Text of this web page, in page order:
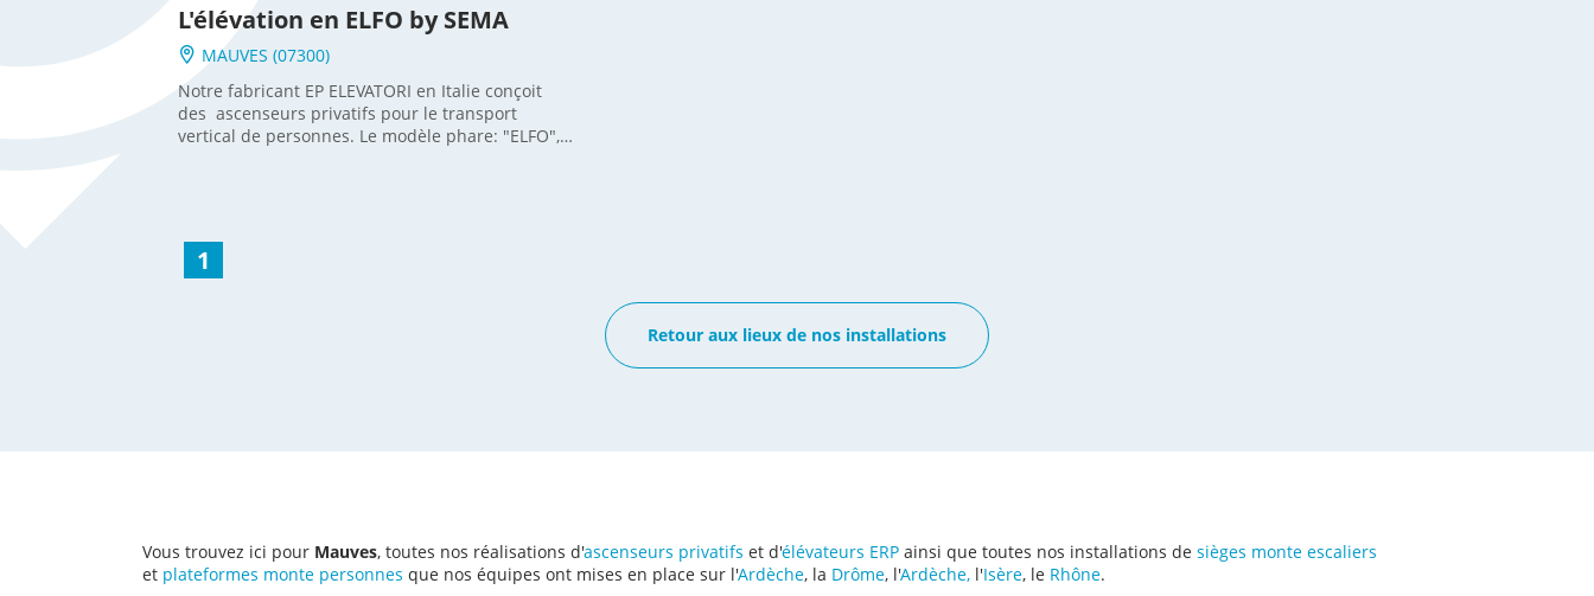
L'élévation en ELFO by SEMA
MAUVES (07300)
Notre fabricant EP ELEVATORI en Italie conçoit
des ascenseurs privatifs pour le transport
vertical de personnes. Le modèle phare: "ELFO",
Ardèche a été installé dans une gaine maçonnée ,
depuis le garage pour atteindre l‘étage. La
1
Retour aux lieux de nos installations
Vous trouvez ici pour Mauves, toutes nos réalisations d'ascenseurs privatifs et d'élévateurs ERPainsi que toutes nos installations de sièges monte escaliers
et plateformes monte personnes que nos équipes ont mises en place sur l'Ardèche, la Drôme, l'Ardèche,l'Isère, le Rhône.